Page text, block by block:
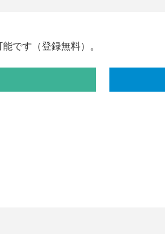
です（登録無料）。